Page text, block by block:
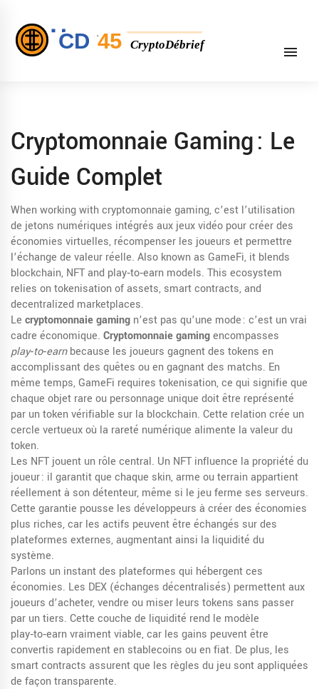
Cryptomonnaie Gaming : Le
Guide Complet
When working withcryptomonnaie gaming,c’est l’utilisation
de jetons numériques intégrés aux jeux vidéo pour créer des
économies virtuelles, récompenser les joueurs et permettre
l’échange de valeur réelle. Also known as GameFi, it blends
blockchain, NFTand play‑to‑earn models. This ecosystem
relies ontokenisationof assets, smart contracts, and
decentralized marketplaces.
Le cryptomonnaie gaming n’est pas qu’une mode : c’est un vrai
cadre économique. Cryptomonnaie gamingencompasses
play‑to‑earnbecause les joueurs gagnent des tokens en
accomplissant des quêtes ou en gagnant des matchs. En
même temps, GameFi requires tokenisation, ce qui signifie que
chaque objet rare ou personnage unique doit être représenté
par un token vérifiable sur la blockchain. Cette relation crée un
cercle vertueux où la rareté numérique alimente la valeur du
token.
Les NFTjouent un rôle central. Un NFT influence la propriété du
joueur : il garantit que chaque skin, arme ou terrain appartient
réellement à son détenteur, même si le jeu ferme ses serveurs.
Cette garantie pousse les développeurs à créer des économies
plus riches, car les actifs peuvent être échangés sur des
plateformes externes, augmentant ainsi la liquidité du
système.
Parlons un instant des plateformes qui hébergent ces
économies. Les DEX (échanges décentralisés) permettent aux
joueurs d’acheter, vendre ou miser leurs tokens sans passer
par un tiers. Cette couche de liquidité rend le modèle
play‑to‑earn vraiment viable, car les gains peuvent être
convertis rapidement en stablecoins ou en fiat. De plus, les
smart contracts assurent que les règles du jeu sont appliquées
de façon transparente.